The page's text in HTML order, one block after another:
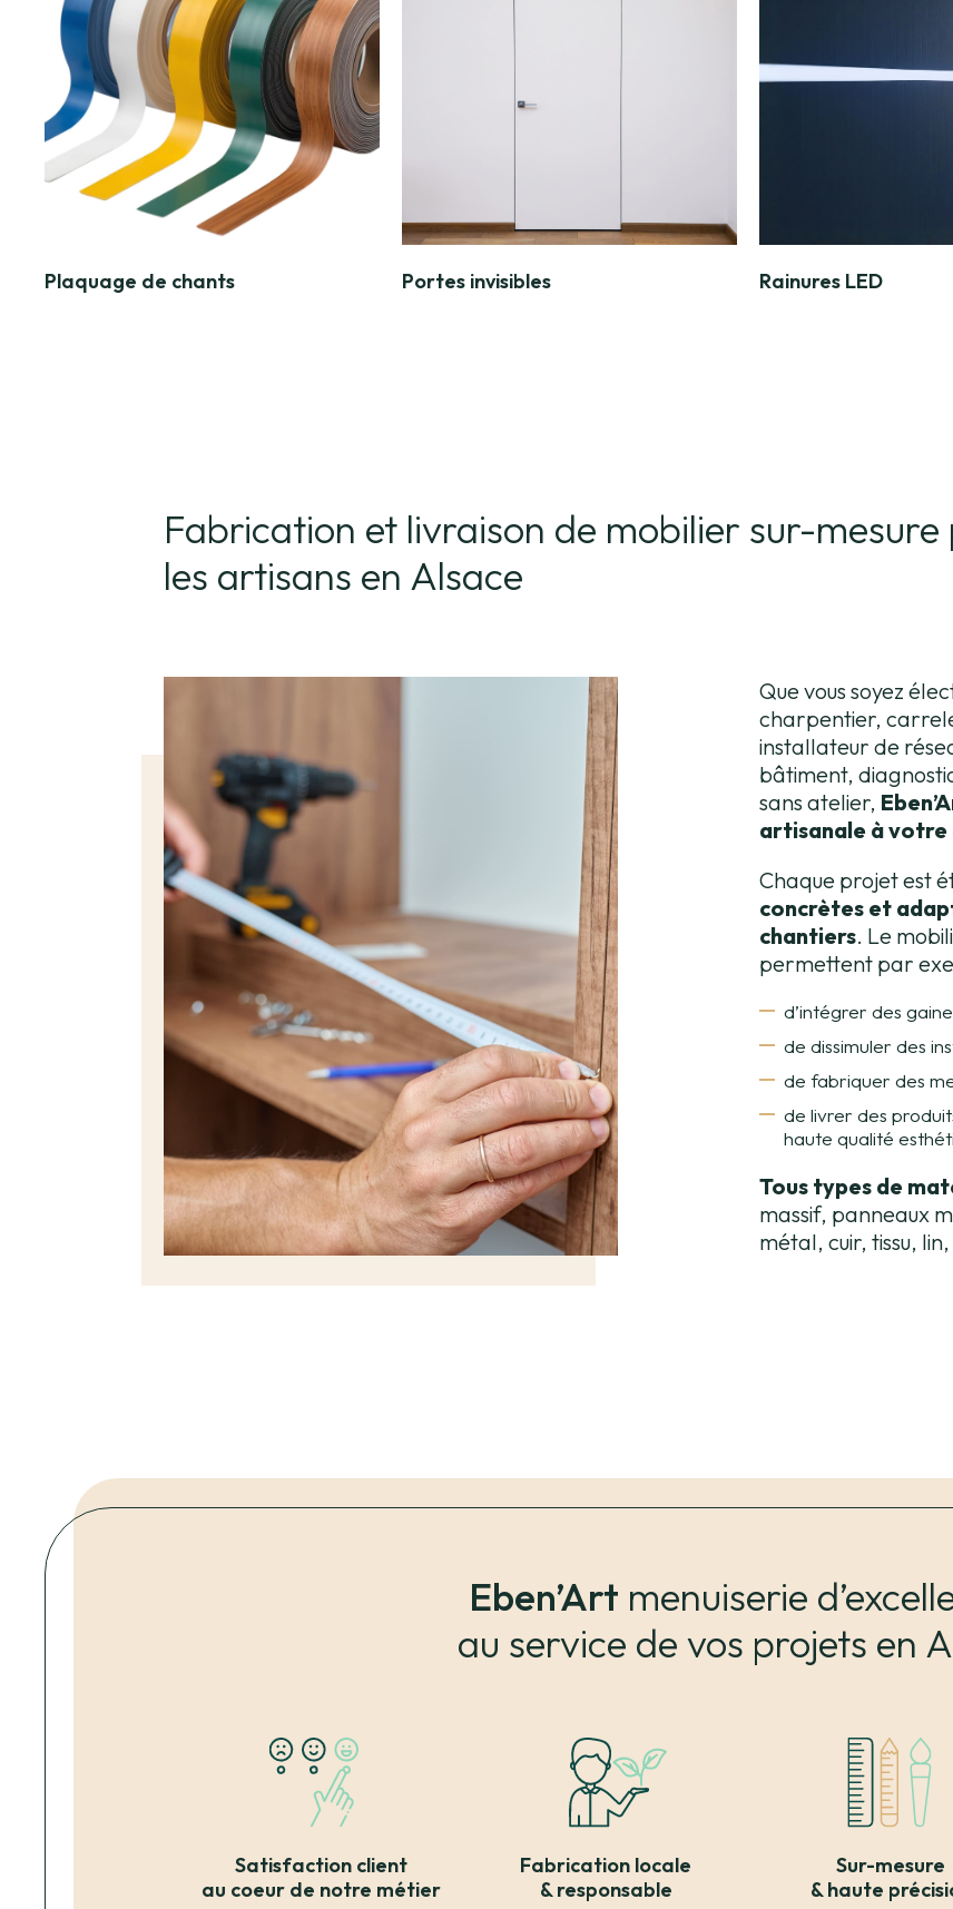
Plaquage de chants Portes invisibles Rainures LED
Fabrication et livraison de mobilier sur-mesure
les artisans en Alsace
Que vous soyez
charpentier,
installateur de
bâtiment,
sans atelier,
artisanale à
Chaque projet est
concrètes et
chantiers. Le
permettent par
d’intégrer des
de dissimuler des
de fabriquer des
de livrer des
haute qualité
Tous types de
massif, panneaux
métal, cuir, tissu,
Eben’Art menuiserie
au service de vos projets en
Satisfaction client
au coeur de notre métier
Fabrication locale
& responsable
Sur-mesure
& haute